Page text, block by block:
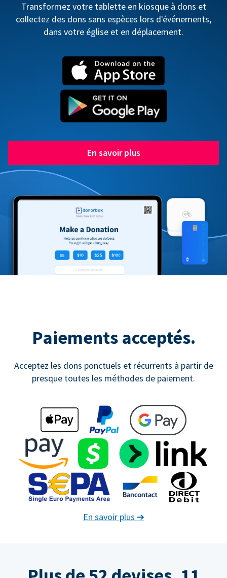
Transformez votre tablette en kiosque à dons et
collectez des dons sans espèces lors d'événements,
dans votre église et en déplacement.
En savoir plus
Paiements acceptés.
Acceptez les dons ponctuels et récurrents à partir de
presque toutes les méthodes de paiement.
En savoir plus ➔